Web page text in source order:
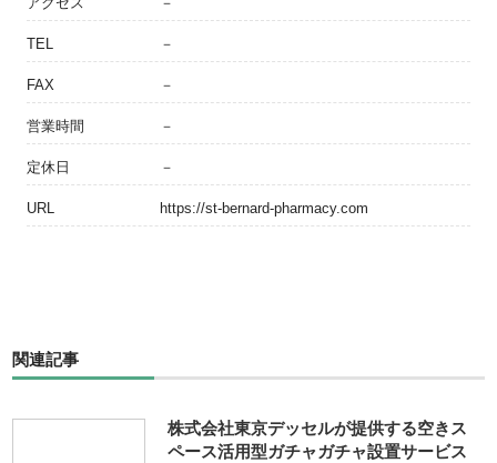
TEL －
FAX －
営業時間 －
定休日 －
URL https://st-bernard-pharmacy.com
関連記事
株式会社東京デッセルが提供する空きス
ペース活用型ガチャガチャ設置サービス